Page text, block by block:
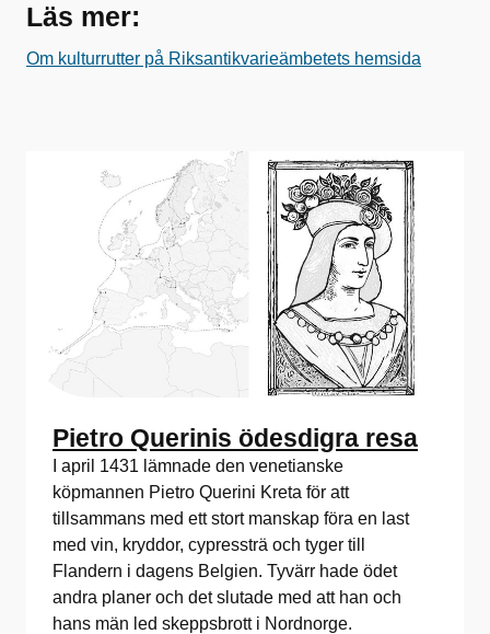
Läs mer:
Om kulturrutter på Riksantikvarieämbetets hemsida
Pietro Querinis ödesdigra resa
I april 1431 lämnade den venetianske
köpmannen Pietro Querini Kreta för att
tillsammans med ett stort manskap föra en last
med vin, kryddor, cypressträ och tyger till
Flandern i dagens Belgien. Tyvärr hade ödet
andra planer och det slutade med att han och
hans män led skeppsbrott i Nordnorge.